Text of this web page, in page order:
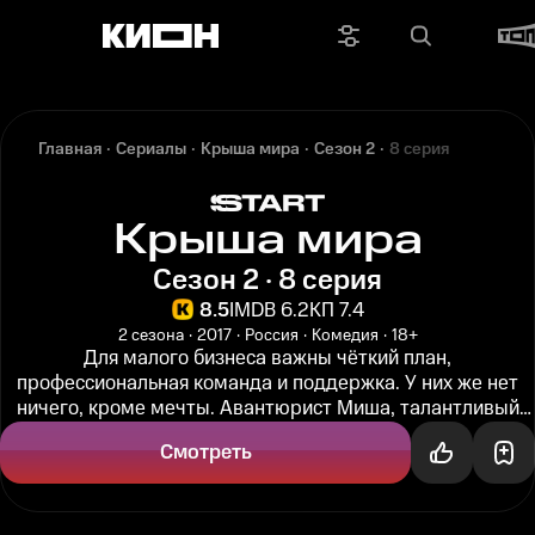
Главная Сериалы Крыша мира Сезон 2 8 серия
Крыша мира
Сезон 2 · 8 серия
8.5IMDB 6.2КП 7.4
2 сезона 2017 Россия Комедия 18+
Для малого бизнеса важны чёткий план,
профессиональная команда и поддержка. У них же нет
ничего, кроме мечты. Авантюрист Миша, талантливый
дизайнер Оля и Ярослав, хозяин...
Смотреть